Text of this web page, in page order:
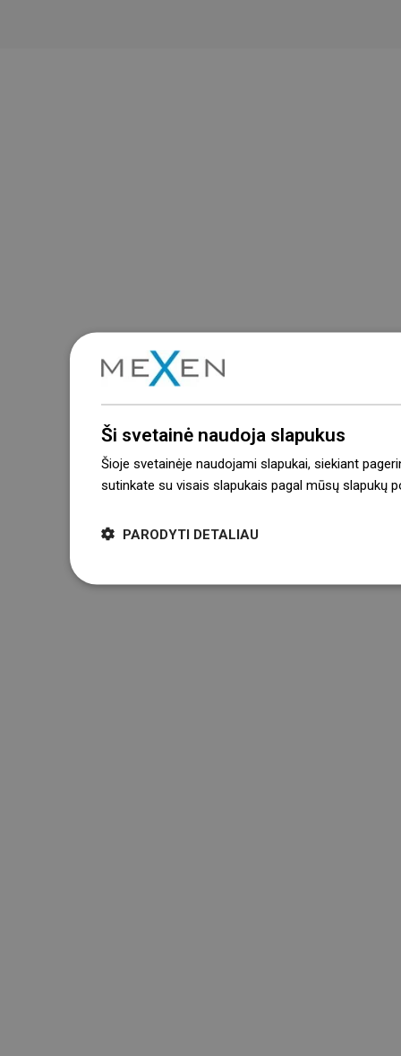
Ši svetainė naudoja slapukus
Šioje svetainėje naudojami slapukai, siekiant
sutinkate su visais slapukais pagal mūsų slapukų
PARODYTI DETALIAU